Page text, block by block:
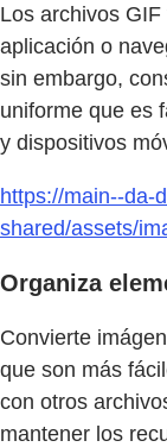
Los archivos
aplicación o
sin embargo,
uniforme que es
y dispositivos
https://main--da-
shared/assets/
Organiza
Convierte
que son más
con otros
mantener los